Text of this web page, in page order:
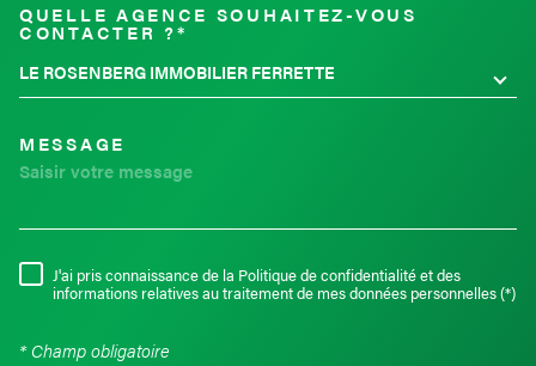
QUELLE AGENCE SOUHAITEZ-VOUS
CONTACTER ?*
LE ROSENBERG IMMOBILIER FERRETTE
MESSAGE
RÈGLEMENTATION
J'ai pris connaissance de la Politique de confidentialité et des
informations relatives au traitement de mes données personnelles (*)
* Champ obligatoire